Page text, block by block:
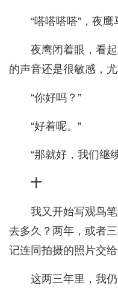
“嗒嗒嗒嗒”，夜鹰
夜鹰闭着眼，看
的声音还是很敏感，
“你好吗？”
“好着呢。”
“那就好，我们继
十
我又开始写观鸟
去多久？两年，或者
记连同拍摄的照片交
这两三年里，我